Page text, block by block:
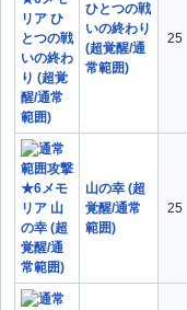
ひとつの戦
いの終わり
(超覚醒/通
常範囲)
25
山の幸 (超
覚醒/通常
範囲)
25